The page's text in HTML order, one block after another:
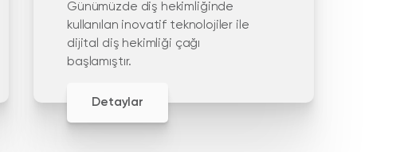
Günümüzde diş hekimliğinde
kullanılan inovatif teknolojiler ile
dijital diş hekimliği çağı
başlamıştır.
Detaylar